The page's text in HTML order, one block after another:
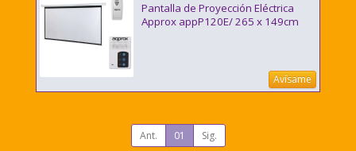
Pantalla de Proyección Eléctrica
Approx appP120E/ 265 x 149cm
Avísame
Ant. 01 Sig.